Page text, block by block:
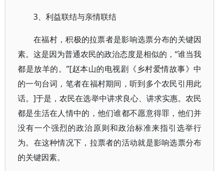
3、利益联结与亲情联结
在福村，积极的拉票者是影响选票分布的关键因
素。这是因为普通农民的政治态度是相似的，“谁当我
都是放羊的。”[赵本山的电视剧《乡村爱情故事》中
的一句台词，笔者在福村期间，听到多个农民引用此
话。]于是，农民在选举中讲求良心、讲求实惠。农民
都是生活在人情中的，他们谁都不愿意得罪，他们并
没有一个强烈的政治原则和政治标准来指引选举行
为。在这种情况下，拉票者的活动就是影响选票分布
的关键因素。